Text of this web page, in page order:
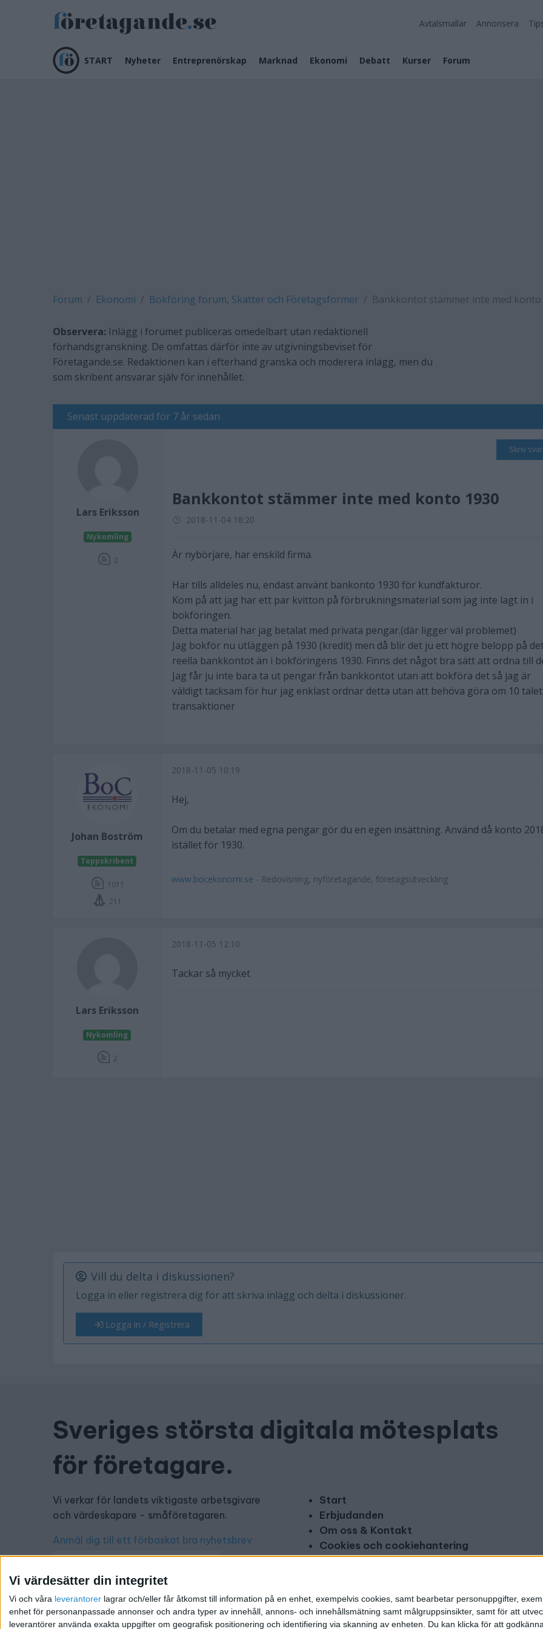
Vi värdesätter din integritet
Vi och våra leverantorer lagrar och/eller får åtkomst till information på en enhet, exempelvis cookies, samt bearbetar personuppgifter,
enhet för personanpassade annonser och andra typer av innehåll, annons- och innehållsmätning samt målgruppsinsikter, samt för att
leverantörer använda exakta uppgifter om geografisk positionering och identifiering via skanning av enheten. Du kan klicka för att
Avtalsmallar Annonsera
START Nyheter Entreprenörskap Marknad Ekonomi Debatt Kurser Forum
Forum Ekonomi Bokföring forum, Skatter och Företagsformer Bankkontot stämmer inte med konto
Observera: Inlägg i forumet publiceras omedelbart utan redaktionell
förhandsgranskning. De omfattas därför inte av utgivningsbeviset för
Företagande.se. Redaktionen kan i efterhand granska och moderera inlägg, men du
som skribent ansvarar själv för innehållet.
Senast uppdaterad för 7 år sedan
Lars Eriksson
Nykomling
2
Skriv svar
Bankkontot stämmer inte med konto 1930
2018-11-04 18:20
Är nybörjare, har enskild firma.
Har tills alldeles nu, endast använt bankonto 1930 för kundfakturor.
Kom på att jag har ett par kvitton på förbrukningsmaterial som jag inte lagt in i
bokföringen.
Detta material har jag betalat med privata pengar.(där ligger väl problemet)
Jag bokför nu utläggen på 1930 (kredit) men då blir det ju ett högre belopp på
reella bankkontot än i bokföringens 1930. Finns det något bra sätt att ordna till
Jag får ju inte bara ta ut pengar från bankkontot utan att bokföra det så jag är
väldigt tacksam för hur jag enklast ordnar detta utan att behöva göra om 10 talet
transaktioner
Johan Boström
Toppskribent
1011
211
2018-11-05 10:19
Hej,
Om du betalar med egna pengar gör du en egen insättning. Använd då konto
istället för 1930.
www.bocekonomi.se - Redovisning, nyföretagande, företagsutveckling
Lars Eriksson
Nykomling
2
2018-11-05 12:10
Tackar så mycket
Vill du delta i diskussionen?
Logga in eller registrera dig för att skriva inlägg och delta i diskussioner.
Logga in / Registrera
Sveriges största digitala mötesplats
för företagare.
Vi verkar för landets viktigaste arbetsgivare
och värdeskapare - småföretagaren.
Anmäl dig till ett förbaskat bra nyhetsbrev
Har du ett nyhetstips?
Start
Erbjudanden
Om oss & Kontakt
Cookies och cookiehantering
Copyright och disclaimer